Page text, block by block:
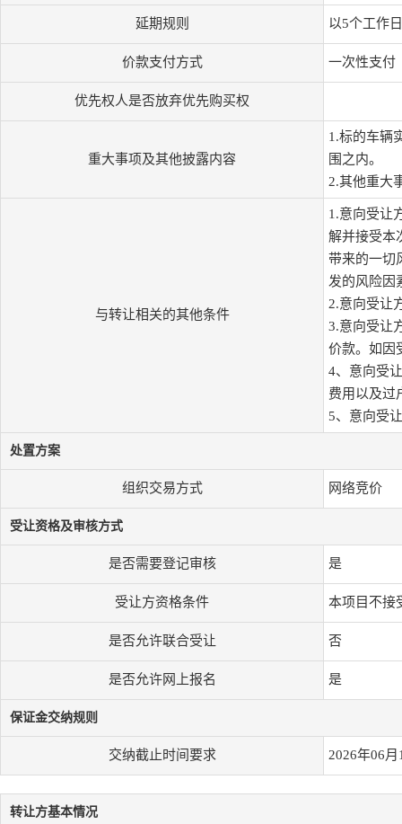
延期规则 以5个工作
价款支付方式 一次性支付
优先权人是否放弃优先购买权
重大事项及其他披露内容
1.标的车辆
围之内。
2.其他重大
与转让相关的其他条件
1.意向受让
解并接受本
带来的一切
发的风险因
2.意向受让
3.意向受让
价款。如因
4、意向受
费用以及过
5、意向受
处置方案
组织交易方式 网络竞价
受让资格及审核方式
是否需要登记审核 是
受让方资格条件 本项目不接
是否允许联合受让 否
是否允许网上报名 是
保证金交纳规则
交纳截止时间要求 2026年06月
转让方基本情况